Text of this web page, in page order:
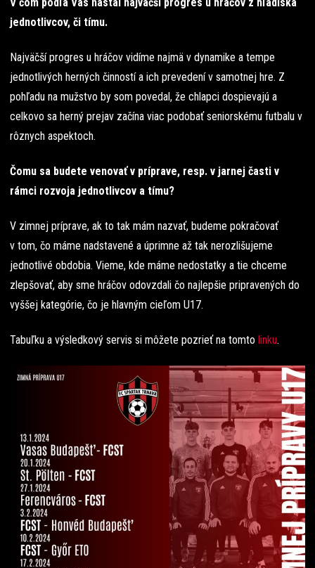
jednotlivcov, či tímu.
Najväčší progres u hráčov vidíme najmä v dynamike a tempe
jednotlivých herných činností a ich prevedení v samotnej hre. Z
pohľadu na mužstvo by som povedal, že chlapci dospievajú a
celkovo sa herný prejav začína viac podobať seniorskému futbalu v
rôznych aspektoch.
Čomu sa budete venovať v príprave, resp. v jarnej časti v
rámci rozvoja jednotlivcov a tímu?
V zimnej príprave, ak to tak mám nazvať, budeme pokračovať
v tom, čo máme nadstavené a úprimne až tak nerozlišujeme
jednotlivé obdobia. Vieme, kde máme nedostatky a tie chceme
zlepšovať, aby sme hráčov odovzdali čo najlepšie pripravených do
vyššej kategórie, čo je hlavným cieľom U17.
Tabuľku a výsledkový servis si môžete pozrieť na tomto linku.